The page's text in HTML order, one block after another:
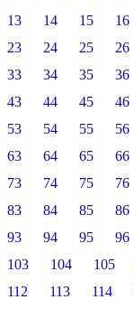
13
14 15 16
23
24 25 26
33
34 35 36
43
44 45 46
53
54 55 56
63
64 65 66
73
74 75 76
83
84 85 86
93
94 95 96
103
104 105
112
113 114